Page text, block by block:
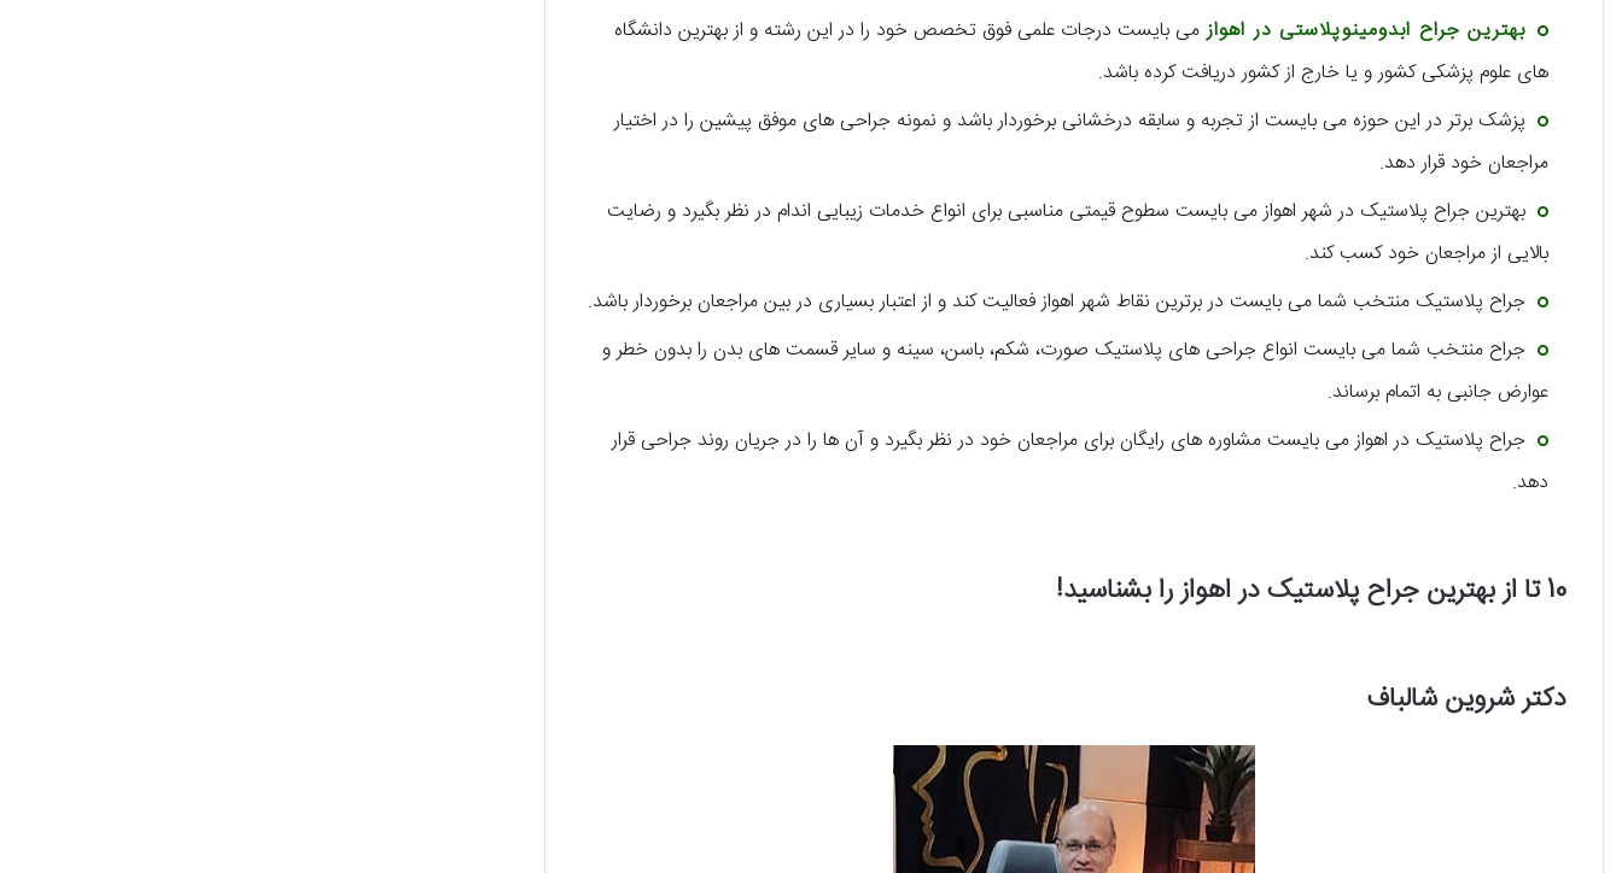
بهترین جراح ابدومینوپلاستی در اهوازمی بایست درجات علمی فوق تخصص خود را در این رشته و از بهترین دانشگاه
های علوم پزشکی کشور و یا خارج از کشور دریافت کرده باشد.
پزشک برتر در این حوزه می بایست از تجربه و سابقه درخشانی برخوردار باشد و نمونه جراحی های موفق پیشین را در اختیار
مراجعان خود قرار دهد.
بهترین جراح پلاستیک در شهر اهواز می بایست سطوح قیمتی مناسبی برای انواع خدمات زیبایی اندام در نظر بگیرد و رضایت
بالایی از مراجعان خود کسب کند.
جراح پلاستیک منتخب شما می بایست در برترین نقاط شهر اهواز فعالیت کند و از اعتبار بسیاری در بین مراجعان برخوردار باشد.
جراح منتخب شما می ‌بایست انواع جراحی های پلاستیک صورت، شکم، باسن، سینه و سایر قسمت ‌های بدن را بدون خطر و
عوارض جانبی به اتمام برساند.
جراح پلاستیک در اهواز می بایست مشاوره های رایگان برای مراجعان خود در نظر بگیرد و آن ها را در جریان روند جراحی قرار
دهد.
10 تا از بهترین جراح پلاستیک در اهواز را بشناسید!
دکتر شروین شالباف